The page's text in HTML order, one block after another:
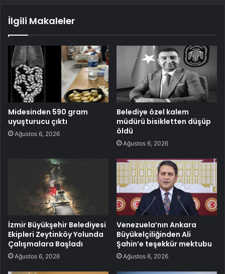
İlgili Makaleler
Midesinden 590 gram
uyuşturucu çıktı
Ağustos 6, 2026
Belediye özel kalem
müdürü bisikletten düşüp
öldü
Ağustos 6, 2026
İzmir Büyükşehir Belediyesi
Ekipleri Zeytinköy Yolunda
Çalışmalara Başladı
Ağustos 6, 2026
Venezuela’nın Ankara
Büyükelçiliğinden Ali
Şahin’e teşekkür mektubu
Ağustos 6, 2026